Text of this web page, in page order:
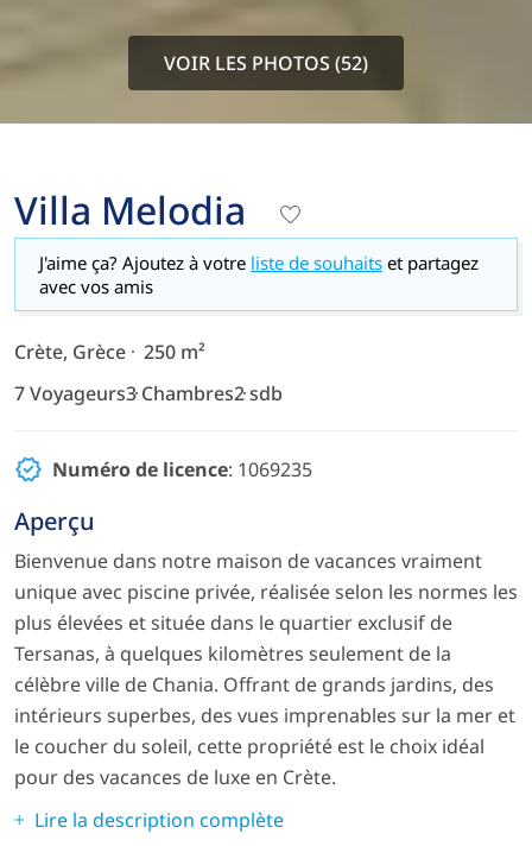
VOIR LES PHOTOS (52)
Villa Melodia
J'aime ça? Ajoutez à votre liste de souhaits et partagez
avec vos amis
Crète, Grèce
250 m²
7 Voyageurs3 Chambres2 sdb
Numéro de licence: 1069235
Aperçu
Bienvenue dans notre maison de vacances vraiment
unique avec piscine privée, réalisée selon les normes les
plus élevées et située dans le quartier exclusif de
Tersanas, à quelques kilomètres seulement de la
célèbre ville de Chania. Offrant de grands jardins, des
intérieurs superbes, des vues imprenables sur la mer et
le coucher du soleil, cette propriété est le choix idéal
pour des vacances de luxe en Crète.
Lire la description complète